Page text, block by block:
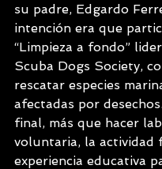
su padre, Edgardo
intención era que
“Limpieza a fondo”
Scuba Dogs Society,
rescatar especies
afectadas por
final, más que hacer
voluntaria, la actividad
experiencia educativa